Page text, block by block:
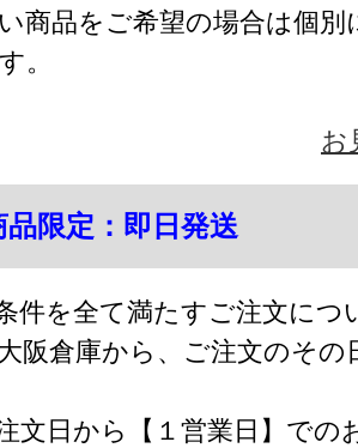
商品をご希望の場合は個別
。
お
品限定：即日発送
を全て満たすご注文につ
阪倉庫から、ご注文のそ
文日から【１営業日】での